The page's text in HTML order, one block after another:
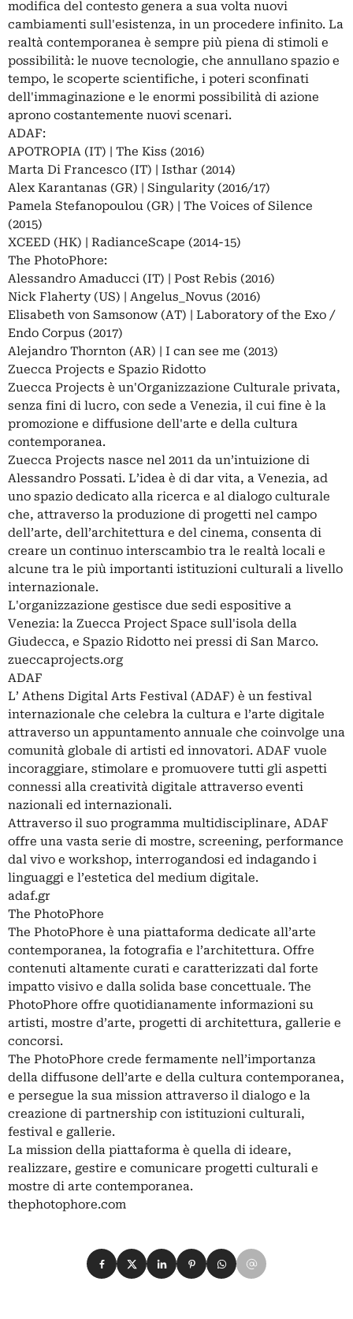
modifica del contesto genera a sua volta nuovi
cambiamenti sull'esistenza, in un procedere infinito. La
realtà contemporanea è sempre più piena di stimoli e
possibilità: le nuove tecnologie, che annullano spazio e
tempo, le scoperte scientifiche, i poteri sconfinati
dell'immaginazione e le enormi possibilità di azione
aprono costantemente nuovi scenari.
ADAF:
APOTROPIA (IT) | The Kiss (2016)
Marta Di Francesco (IT) | Isthar (2014)
Alex Karantanas (GR) | Singularity (2016/17)
Pamela Stefanopoulou (GR) | The Voices of Silence
(2015)
XCEED (HK) | RadianceScape (2014-15)
The PhotoPhore:
Alessandro Amaducci (IT) | Post Rebis (2016)
Nick Flaherty (US) | Angelus_Novus (2016)
Elisabeth von Samsonow (AT) | Laboratory of the Exo /
Endo Corpus (2017)
Alejandro Thornton (AR) | I can see me (2013)
Zuecca Projects e Spazio Ridotto
Zuecca Projects è un'Organizzazione Culturale privata,
senza fini di lucro, con sede a Venezia, il cui fine è la
promozione e diffusione dell'arte e della cultura
contemporanea.
Zuecca Projects nasce nel 2011 da un’intuizione di
Alessandro Possati. L’idea è di dar vita, a Venezia, ad
uno spazio dedicato alla ricerca e al dialogo culturale
che, attraverso la produzione di progetti nel campo
dell’arte, dell’architettura e del cinema, consenta di
creare un continuo interscambio tra le realtà locali e
alcune tra le più importanti istituzioni culturali a livello
internazionale.
L'organizzazione gestisce due sedi espositive a
Venezia: la Zuecca Project Space sull'isola della
Giudecca, e Spazio Ridotto nei pressi di San Marco.
zueccaprojects.org
ADAF
L’ Athens Digital Arts Festival (ADAF) è un festival
internazionale che celebra la cultura e l’arte digitale
attraverso un appuntamento annuale che coinvolge una
comunità globale di artisti ed innovatori. ADAF vuole
incoraggiare, stimolare e promuovere tutti gli aspetti
connessi alla creatività digitale attraverso eventi
nazionali ed internazionali.
Attraverso il suo programma multidisciplinare, ADAF
offre una vasta serie di mostre, screening, performance
dal vivo e workshop, interrogandosi ed indagando i
linguaggi e l’estetica del medium digitale.
adaf.gr
The PhotoPhore
The PhotoPhore è una piattaforma dedicate all’arte
contemporanea, la fotografia e l’architettura. Offre
contenuti altamente curati e caratterizzati dal forte
impatto visivo e dalla solida base concettuale. The
PhotoPhore offre quotidianamente informazioni su
artisti, mostre d’arte, progetti di architettura, gallerie e
concorsi.
The PhotoPhore crede fermamente nell’importanza
della diffusone dell’arte e della cultura contemporanea,
e persegue la sua mission attraverso il dialogo e la
creazione di partnership con istituzioni culturali,
festival e gallerie.
La mission della piattaforma è quella di ideare,
realizzare, gestire e comunicare progetti culturali e
mostre di arte contemporanea.
thephotophore.com
Condividi su Facebook
Condividi su X
Condividi su LinkedIn
Condividi su Pinterest
Condividi su WhatsApp
Condividi su Email